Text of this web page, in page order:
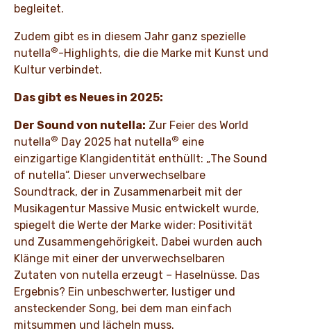
begleitet.
Zudem gibt es in diesem Jahr ganz spezielle
nutella®-Highlights, die die Marke mit Kunst und
Kultur verbindet.
Das gibt es Neues in 2025:
Der Sound von nutella: Zur Feier des World
nutella® Day 2025 hat nutella® eine
einzigartige Klangidentität enthüllt: „The Sound
of nutella“. Dieser unverwechselbare
Soundtrack, der in Zusammenarbeit mit der
Musikagentur Massive Music entwickelt wurde,
spiegelt die Werte der Marke wider: Positivität
und Zusammengehörigkeit. Dabei wurden auch
Klänge mit einer der unverwechselbaren
Zutaten von nutella erzeugt – Haselnüsse. Das
Ergebnis? Ein unbeschwerter, lustiger und
ansteckender Song, bei dem man einfach
mitsummen und lächeln muss.